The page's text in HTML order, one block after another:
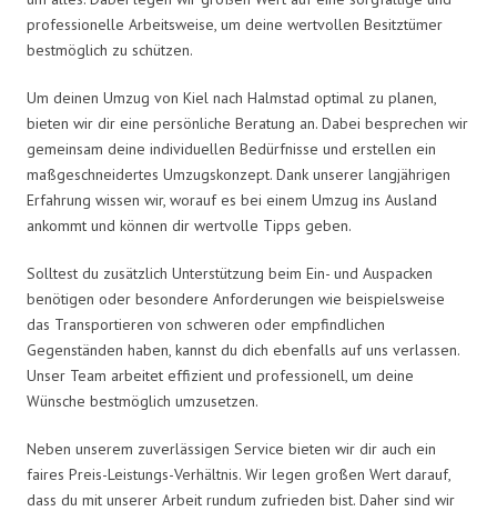
professionelle Arbeitsweise, um deine wertvollen Besitztümer
bestmöglich zu schützen.
Um deinen Umzug von Kiel nach Halmstad optimal zu planen,
bieten wir dir eine persönliche Beratung an. Dabei besprechen wir
gemeinsam deine individuellen Bedürfnisse und erstellen ein
maßgeschneidertes Umzugskonzept. Dank unserer langjährigen
Erfahrung wissen wir, worauf es bei einem Umzug ins Ausland
ankommt und können dir wertvolle Tipps geben.
Solltest du zusätzlich Unterstützung beim Ein- und Auspacken
benötigen oder besondere Anforderungen wie beispielsweise
das Transportieren von schweren oder empfindlichen
Gegenständen haben, kannst du dich ebenfalls auf uns verlassen.
Unser Team arbeitet effizient und professionell, um deine
Wünsche bestmöglich umzusetzen.
Neben unserem zuverlässigen Service bieten wir dir auch ein
faires Preis-Leistungs-Verhältnis. Wir legen großen Wert darauf,
dass du mit unserer Arbeit rundum zufrieden bist. Daher sind wir